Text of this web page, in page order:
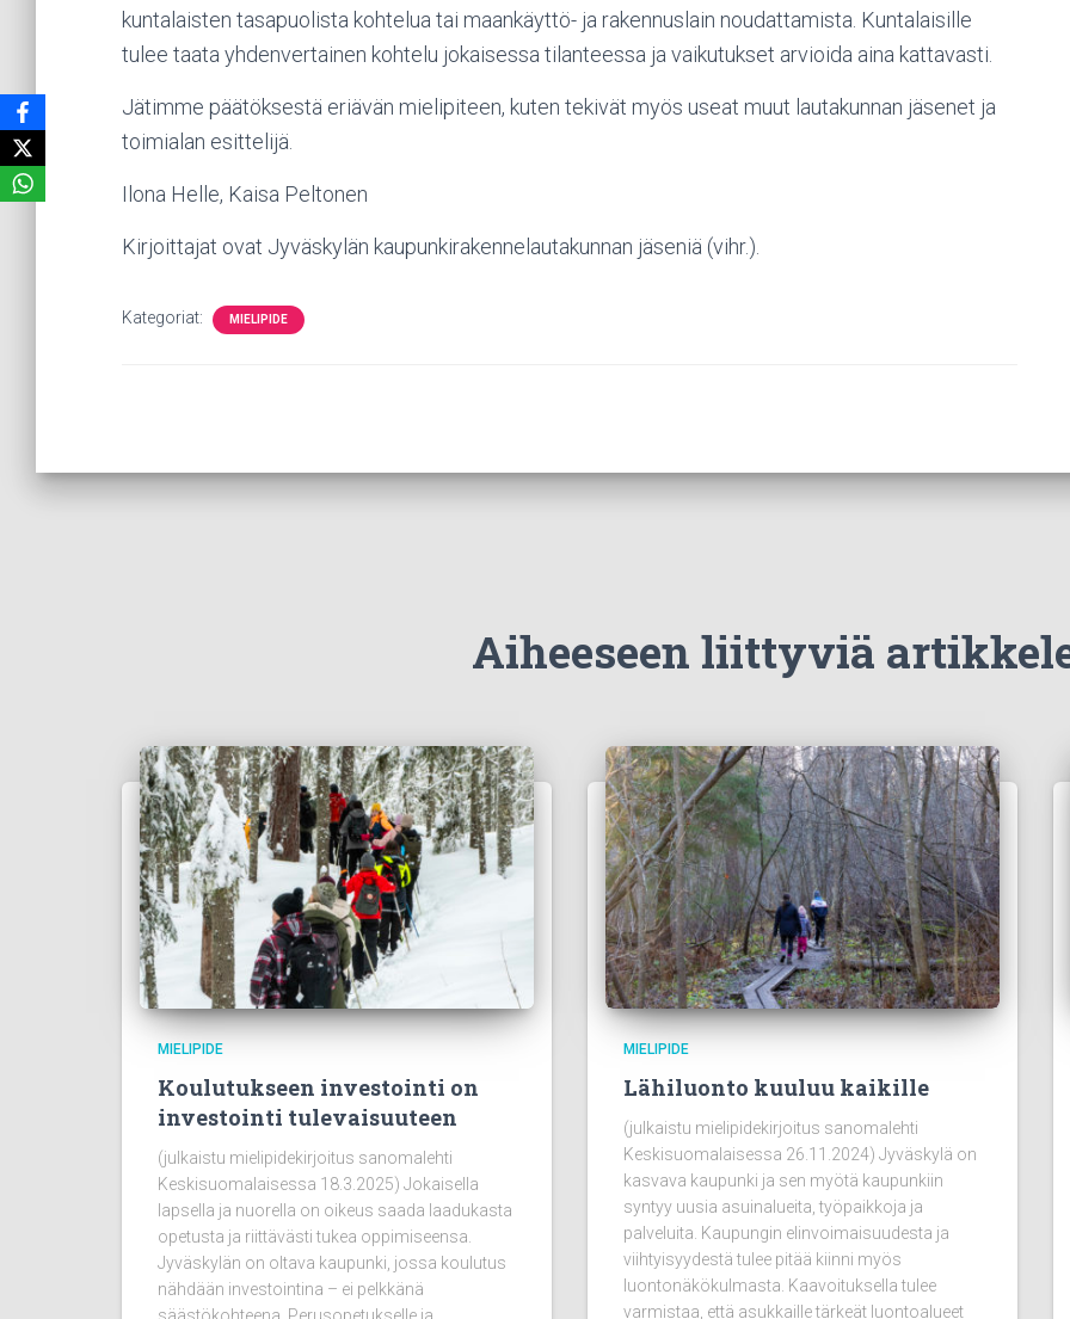
kuntalaisten tasapuolista kohtelua tai maankäyttö- ja rakennuslain noudattamista. Kuntalaisille
tulee taata yhdenvertainen kohtelu jokaisessa tilanteessa ja vaikutukset arvioida aina kattavasti.
Jätimme päätöksestä eriävän mielipiteen, kuten tekivät myös useat muut lautakunnan jäsenet ja
toimialan esittelijä.
Ilona Helle, Kaisa Peltonen
Kirjoittajat ovat Jyväskylän kaupunkirakennelautakunnan jäseniä (vihr.).
Kategoriat: MIELIPIDE
Aiheeseen liittyviä
MIELIPIDE
Koulutukseen investointi on
investointi tulevaisuuteen
(julkaistu mielipidekirjoitus sanomalehti
Keskisuomalaisessa 18.3.2025) Jokaisella
lapsella ja nuorella on oikeus saada laadukasta
opetusta ja riittävästi tukea oppimiseensa.
Jyväskylän on oltava kaupunki, jossa koulutus
nähdään investointina – ei pelkkänä
MIELIPIDE
Lähiluonto kuuluu kaikille
(julkaistu mielipidekirjoitus sanomalehti
Keskisuomalaisessa 26.11.2024) Jyväskylä on
kasvava kaupunki ja sen myötä kaupunkiin
syntyy uusia asuinalueita, työpaikkoja ja
palveluita. Kaupungin elinvoimaisuudesta ja
viihtyisyydestä tulee pitää kiinni myös
luontonäkökulmasta. Kaavoituksella tulee
varmistaa, että asukkaille tärkeät luontoalueet